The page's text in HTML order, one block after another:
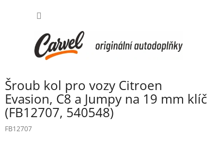
Šroub kol pro vozy Citroen
Evasion, C8 a Jumpy na 19 mm klíč
(FB12707, 540548)
FB12707